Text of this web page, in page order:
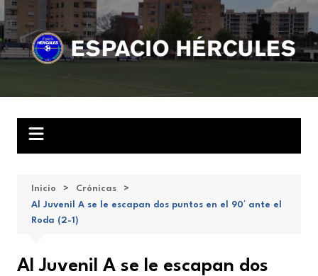
Saltar
al
contenido
Inicio
Crónicas
Al Juvenil A se le escapan dos puntos en el 90′ ante el
Roda (2-1)
Al Juvenil A se le escapan dos